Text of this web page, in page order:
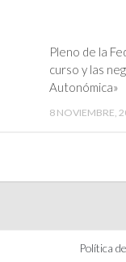
Pleno de la
curso y las
Autonómica»
8 NOVIEMBRE,
Política